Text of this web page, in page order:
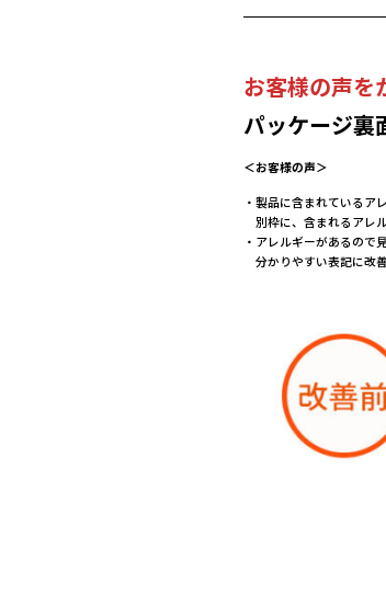
お客様の声を
パッケージ裏
＜お客様の声＞
・製品に含まれているア
別枠に、含まれるアレ
・アレルギーがあるの
分かりやすい表記